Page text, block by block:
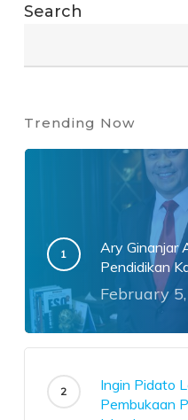
Search
Trending Now
Ary Ginanjar
Pendidikan
February
Ingin Pidato
Pembukaan